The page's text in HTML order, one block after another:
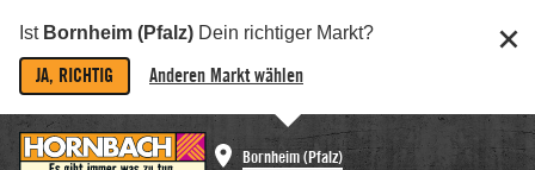
Ist Bornheim (Pfalz) Dein richtiger Markt?
JA, RICHTIG Anderen Markt wählen
Bornheim (Pfalz)